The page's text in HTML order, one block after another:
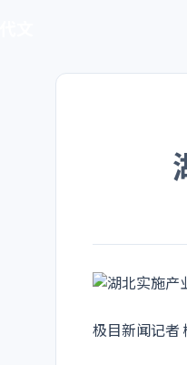
文
极目新闻记者